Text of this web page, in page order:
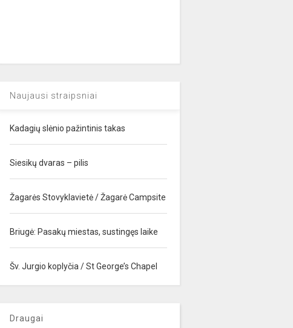
Naujausi straipsniai
Kadagių slėnio pažintinis takas
Siesikų dvaras – pilis
Žagarės Stovyklavietė / Žagarė Campsite
Briugė: Pasakų miestas, sustingęs laike
Šv. Jurgio koplyčia / St George’s Chapel
Draugai